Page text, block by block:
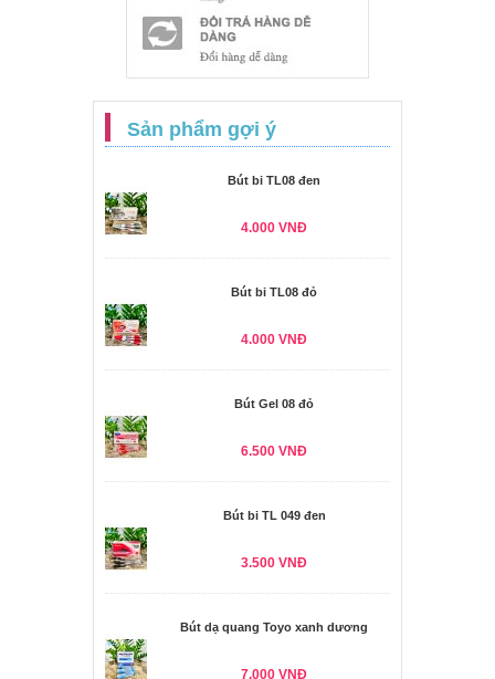
Sản phẩm gợi ý
Bút bi TL08 đen
4.000 VNĐ
Bút bi TL08 đỏ
4.000 VNĐ
Bút Gel 08 đỏ
6.500 VNĐ
Bút bi TL 049 đen
3.500 VNĐ
Bút dạ quang Toyo xanh dương
7.000 VNĐ